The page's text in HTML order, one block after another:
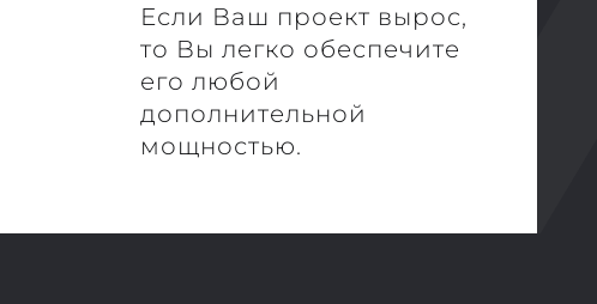
Если Ваш проект вырос,
то Вы легко обеспечите
его любой
дополнительной
мощностью.